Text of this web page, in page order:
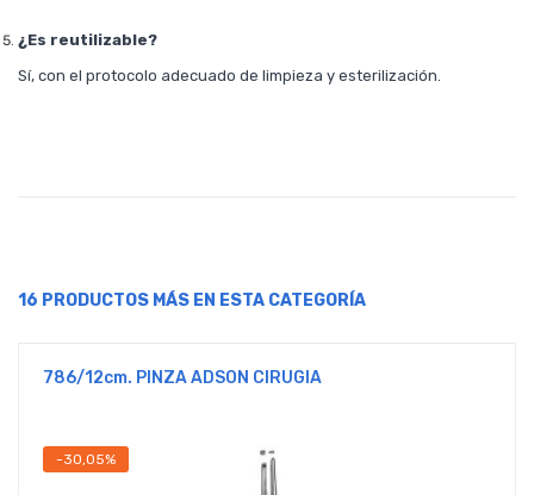
¿Es reutilizable?
Sí, con el protocolo adecuado de limpieza y esterilización.
16 PRODUCTOS MÁS EN ESTA CATEGORÍA
786/12cm. PINZA ADSON CIRUGIA
-30,05%